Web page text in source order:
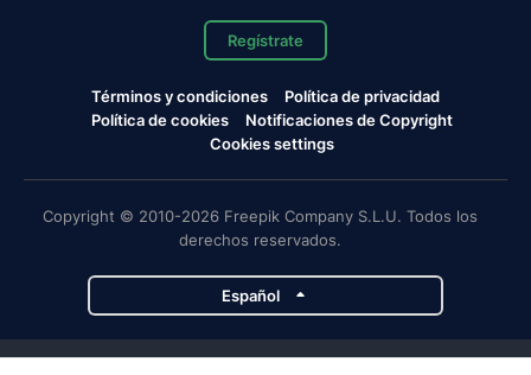
Regístrate
Términos y condiciones
Política de privacidad
Política de cookies
Notificaciones de Copyright
Cookies settings
Copyright © 2010-2026 Freepik Company S.L.U. Todos los
derechos reservados.
Español